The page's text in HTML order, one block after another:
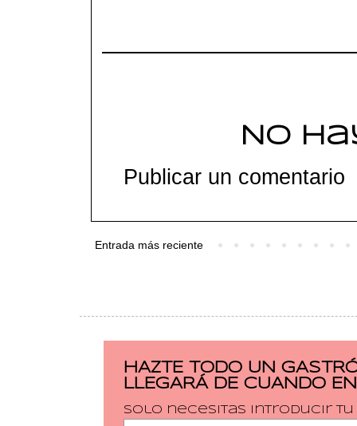
No
Publicar un comentario
Entrada más reciente
HAZTE TODO UN
LLEGARÁ DE CUANDO
Solo necesitas introducir